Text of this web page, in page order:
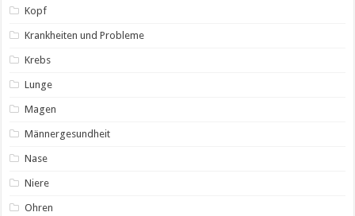
Kopf
Krankheiten und Probleme
Krebs
Lunge
Magen
Männergesundheit
Nase
Niere
Ohren